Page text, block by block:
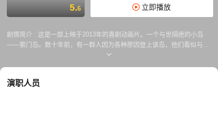
5.6 立即播放
剧情简介 : 这是一部上映于2013年的喜剧动画片。一个与世隔绝的小岛
——索门岛。数十年前，有一群人因为各种原因登上该岛，他们看似与普
通人无异，但他们的日常行为又异于常人。在岛上，银行是不锁门的，枯
怪的原始植物，仿佛有不可名状的生命力。岛上居民看似普通，实则高深
演职人员